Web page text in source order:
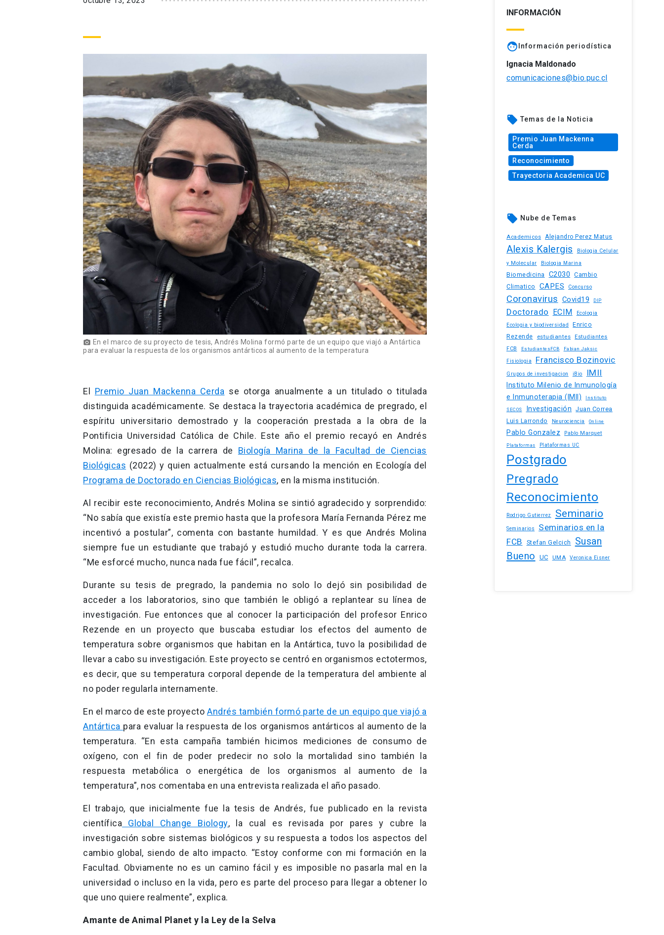
photo_camera En el marco de su proyecto de tesis, Andrés Molina formó parte de un equipo que viajó a Antártica
para evaluar la respuesta de los organismos antárticos al aumento de la temperatura
El Premio Juan Mackenna Cerda se otorga anualmente a un titulado o titulada
distinguida académicamente. Se destaca la trayectoria académica de pregrado, el
espíritu universitario demostrado y la cooperación prestada a la obra de la
Pontificia Universidad Católica de Chile. Este año el premio recayó en Andrés
Molina: egresado de la carrera de Biología Marina de la Facultad de Ciencias
Biológicas (2022) y quien actualmente está cursando la mención en Ecología del
Programa de Doctorado en Ciencias Biológicas, en la misma institución.
Al recibir este reconocimiento, Andrés Molina se sintió agradecido y sorprendido:
“No sabía que existía este premio hasta que la profesora María Fernanda Pérez me
incentivó a postular”, comenta con bastante humildad. Y es que Andrés Molina
siempre fue un estudiante que trabajó y estudió mucho durante toda la carrera.
“Me esforcé mucho, nunca nada fue fácil”, recalca.
Durante su tesis de pregrado, la pandemia no solo lo dejó sin posibilidad de
acceder a los laboratorios, sino que también le obligó a replantear su línea de
investigación. Fue entonces que al conocer la participación del profesor Enrico
Rezende en un proyecto que buscaba estudiar los efectos del aumento de
temperatura sobre organismos que habitan en la Antártica, tuvo la posibilidad de
llevar a cabo su investigación. Este proyecto se centró en organismos ectotermos,
es decir, que su temperatura corporal depende de la temperatura del ambiente al
no poder regularla internamente.
En el marco de este proyectoAndrés también formó parte de un equipo que viajó a
Antártica para evaluar la respuesta de los organismos antárticos al aumento de la
temperatura. “En esta campaña también hicimos mediciones de consumo de
oxígeno, con el fin de poder predecir no solo la mortalidad sino también la
respuesta metabólica o energética de los organismos al aumento de la
temperatura”, nos comentaba en una entrevista realizada el año pasado.
El trabajo, que inicialmente fue la tesis de Andrés, fue publicado en la revista
científica Global Change Biology, la cual es revisada por pares y cubre la
investigación sobre sistemas biológicos y su respuesta a todos los aspectos del
cambio global, siendo de alto impacto. “Estoy conforme con mi formación en la
Facultad. Obviamente no es un camino fácil y es imposible no pasarla mal en la
universidad o incluso en la vida, pero es parte del proceso para llegar a obtener lo
que uno quiere realmente”, explica.
Amante de Animal Planet y la Ley de la Selva
INFORMACIÓN
face Información periodística
Ignacia Maldonado
comunicaciones@bio.puc.cl
local_offer Temas de la Noticia
Premio Juan Mackenna
Cerda
Reconocimiento
Trayectoria Academica UC
local_offer Nube de Temas
Academicos Alejandro Perez Matus
Alexis Kalergis
Biologia Celular
y Molecular
Biologia Marina
Biomedicina C2030
Cambio
Climatico
CAPES Concurso
Coronavirus Covid19 DIP
Doctorado ECIM Ecologia
Ecologia y biodiversidad
Enrico
Rezende
estudiantes
Estudiantes
FCB
EstudiantesFCB Fabian Jaksic
Fisiologia Francisco Bozinovic
Grupos de investigacion iBio IMII
Instituto Milenio de Inmunología
e Inmunoterapia (IMII)
Instituto
SECOS Investigación
Juan Correa
Luis Larrondo
Neurociencia Online
Pablo Gonzalez Pablo Marquet
Plataformas Plataformas UC
Postgrado
Pregrado
Reconocimiento
Rodrigo Gutierrez Seminario
Seminarios
Seminarios en la
FCB
Stefan Gelcich
Susan
Bueno
UC UMA Veronica Eisner